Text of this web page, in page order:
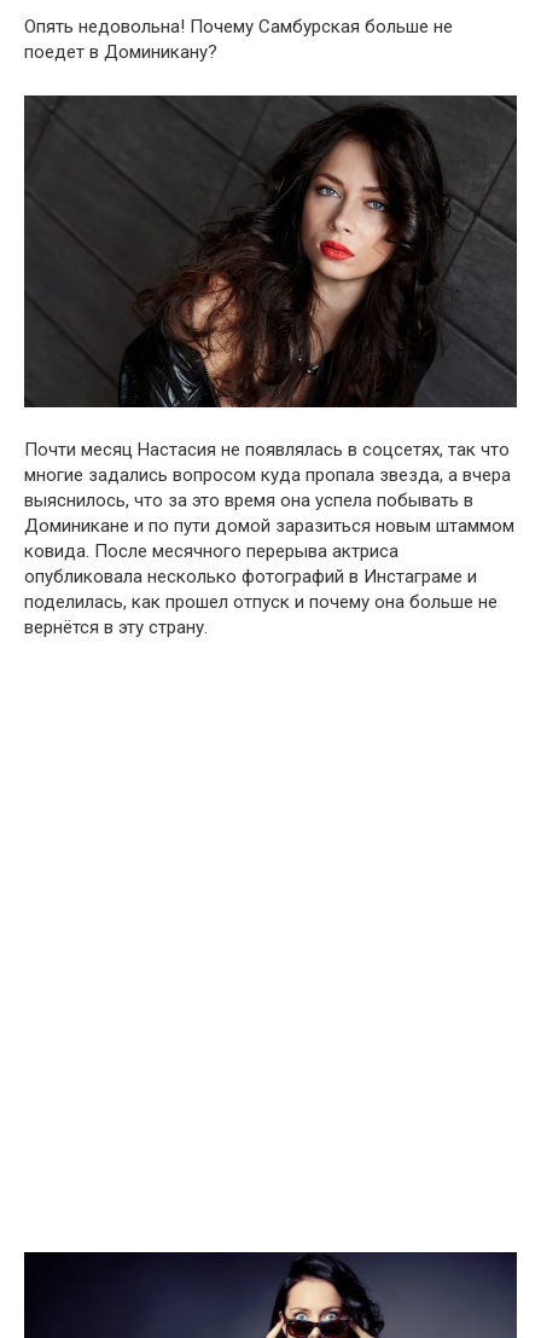
Опять недовольна! Почему Самбурская больше не
поедет в Доминикану?
Почти месяц Настасия не появлялась в соцсетях, так что
многие задались вопросом куда пропала звезда, а вчера
выяснилось, что за это время она успела побывать в
Доминикане и по пути домой заразиться новым штаммом
ковида. После месячного перерыва актриса
опубликовала несколько фотографий в Инстаграме и
поделилась, как прошел отпуск и почему она больше не
вернётся в эту страну.